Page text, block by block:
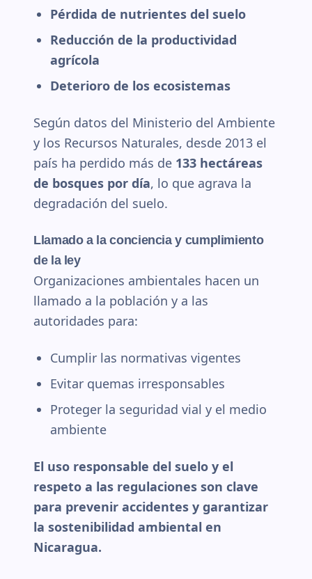
Pérdida de nutrientes del suelo
Reducción de la productividad
agrícola
Deterioro de los ecosistemas
Según datos del Ministerio del Ambiente
y los Recursos Naturales, desde 2013 el
país ha perdido más de 133 hectáreas
de bosques por día, lo que agrava la
degradación del suelo.
Llamado a la conciencia y cumplimiento
de la ley
Organizaciones ambientales hacen un
llamado a la población y a las
autoridades para:
Cumplir las normativas vigentes
Evitar quemas irresponsables
Proteger la seguridad vial y el medio
ambiente
El uso responsable del suelo y el
respeto a las regulaciones son clave
para prevenir accidentes y garantizar
la sostenibilidad ambiental en
Nicaragua.